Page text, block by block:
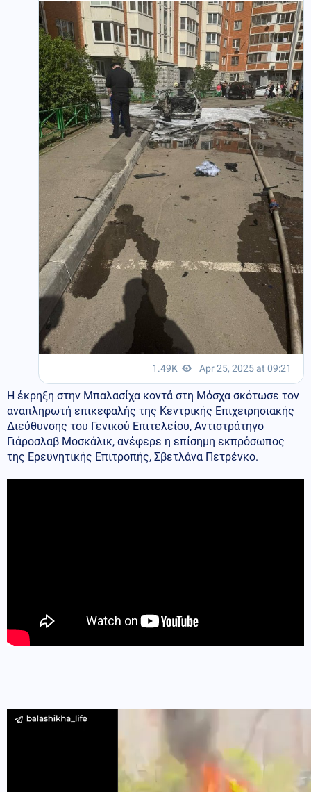
Η έκρηξη στην Μπαλασίχα κοντά στη Μόσχα σκότωσε τον
αναπληρωτή επικεφαλής της Κεντρικής Επιχειρησιακής
Διεύθυνσης του Γενικού Επιτελείου, Αντιστράτηγο
Γιάροσλαβ Μοσκάλικ, ανέφερε η επίσημη εκπρόσωπος
της Ερευνητικής Επιτροπής, Σβετλάνα Πετρένκο.